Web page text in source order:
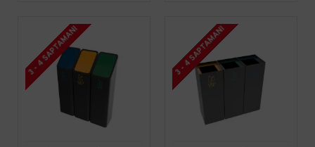
3 - 4 SAPTAMANI 3 - 4 SAPTAMANI